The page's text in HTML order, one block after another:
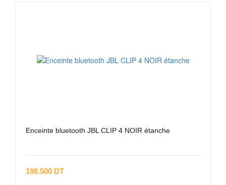
Enceinte bluetooth JBL CLIP 4 NOIR étanche
198.500 DT